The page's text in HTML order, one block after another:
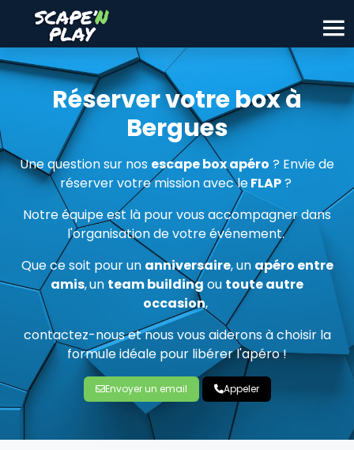
Réserver votre box à
Bergues
Une question sur nos escape box apéro ? Envie de
réserver votre mission avec leFLAP?
Notre équipe est là pour vous accompagner dans
l'organisation de votre événement.
Que ce soit pour un anniversaire, un apéro entre
amis,un team building ou toute autre
occasion,
contactez-nous et nous vous aiderons à choisir la
formule idéale pour libérer l'apéro !
Envoyer un email Appeler